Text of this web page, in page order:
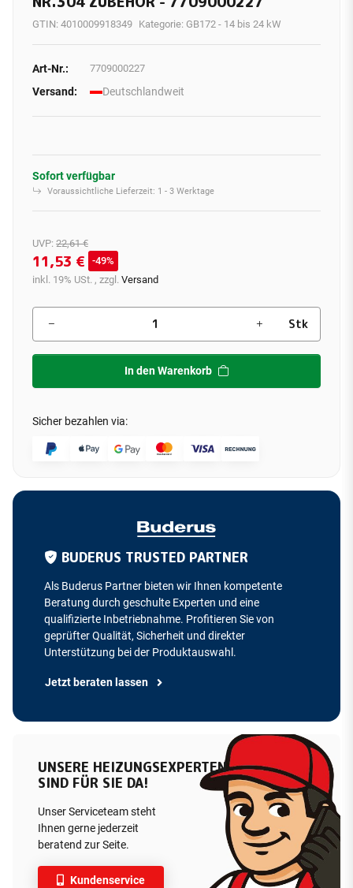
GTIN: 4010009918349 Kategorie: GB172 - 14 bis 24 kW
Art-Nr.: 7709000227
Versand: Deutschlandweit
Sofort verfügbar
Voraussichtliche Lieferzeit: 1 - 3 Werktage
UVP: 22,61 €
11,53 €
49%
inkl. 19% USt. , zzgl. Versand
Stk
In den Warenkorb
Sicher bezahlen via:
BUDERUS TRUSTED PARTNER
Als Buderus Partner bieten wir Ihnen kompetente
Beratung durch geschulte Experten und eine
qualifizierte Inbetriebnahme. Profitieren Sie von
geprüfter Qualität, Sicherheit und direkter
Unterstützung bei der Produktauswahl.
Jetzt beraten lassen
UNSERE HEIZUNGSEXPERTEN
SIND FÜR SIE DA!
Unser Serviceteam steht
Ihnen gerne jederzeit
beratend zur Seite.
Kundenservice